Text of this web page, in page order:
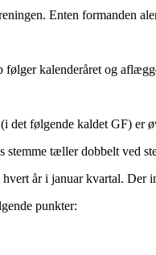
Enten formanden
følger kalenderåret og
det følgende kaldet GF) er
stemme tæller dobbelt ved
år i januar kvartal. Der
punkter: